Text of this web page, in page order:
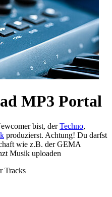
MP3 Portal
bist, derTechno,
produzierst. Achtung! Du darfst
wie z.B. der GEMA
Musik uploaden
Tracks